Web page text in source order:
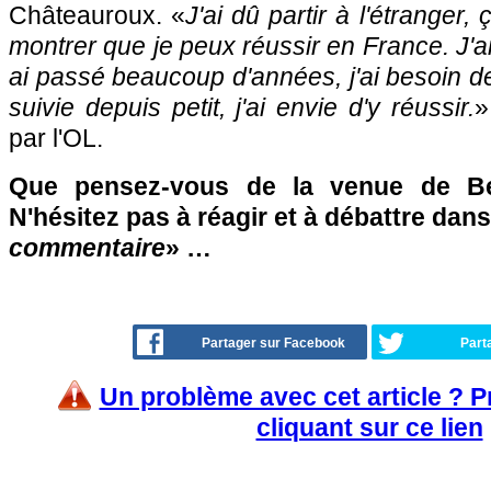
Châteauroux. «J'ai dû partir à l'étranger,
montrer que je peux réussir en France.
ai passé beaucoup d'années, j'ai besoin
suivie depuis petit, j'ai envie d'y réussir.
par l'OL.
Que pensez-vous de la venue de
N'hésitez pas à réagir et à débattre
commentaire» …
Partager sur Facebook
Un problème avec cet article ?
cliquant sur ce lien